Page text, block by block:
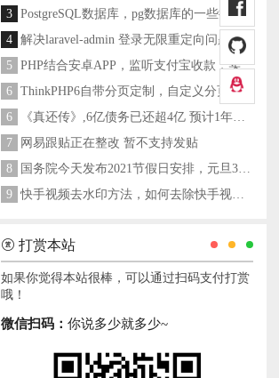
3
PostgreSQL数据库，pg数据库的一些操作命令
4
解决laravel-admin 登录无限重定向问题
5
PHP结合安卓APP，监听支付宝收款，实现个人支付宝支付接口
6
ThinkPHP6自带分页定制，自定义分页类
6
《真还传》,6亿债务已还超4亿 预计1年多之内就能还清
7
网易跟贴正在整改 暂不支持发贴
8
国务院今天发布2021节假日安排，元旦3天，春节7天，劳动节5天
9
快手视频去水印方法，如何去除快手视频水印
打赏本站
如果你觉得本站很棒，可以通过扫码支付打赏
哦！
微信扫码： 你说多少就多少~